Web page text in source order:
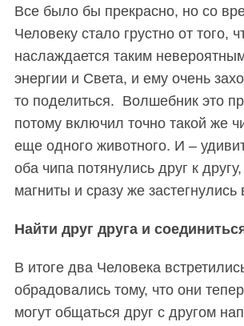
Все было бы прекрасно, но со
Человеку стало грустно от того,
наслаждается таким
энергии и Света, и ему очень
то поделиться. Волшебник это
потому включил точно такой же
еще одного животного. И –
оба чипа потянулись друг к
магниты и сразу же застегнулись
Найти друг друга и
В итоге два Человека
обрадовались тому, что они
могут общаться друг с другом